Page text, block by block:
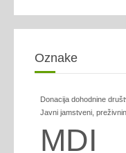
Oznake
Donacija dohodnine
Javni jamstveni,
MDI